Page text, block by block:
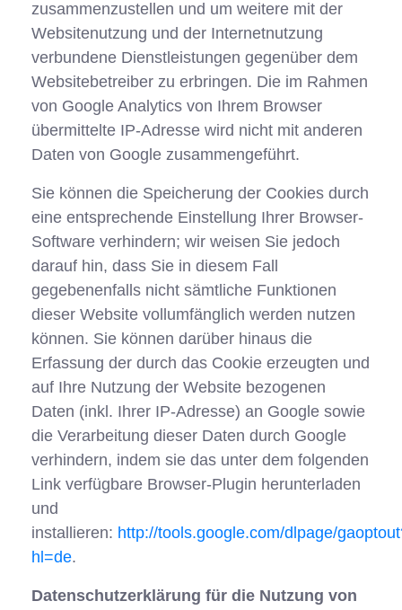
zusammenzustellen und um weitere mit der
Websitenutzung und der Internetnutzung
verbundene Dienstleistungen gegenüber dem
Websitebetreiber zu erbringen. Die im Rahmen
von Google Analytics von Ihrem Browser
übermittelte IP-Adresse wird nicht mit anderen
Daten von Google zusammengeführt.
Sie können die Speicherung der Cookies durch
eine entsprechende Einstellung Ihrer Browser-
Software verhindern; wir weisen Sie jedoch
darauf hin, dass Sie in diesem Fall
gegebenenfalls nicht sämtliche Funktionen
dieser Website vollumfänglich werden nutzen
können. Sie können darüber hinaus die
Erfassung der durch das Cookie erzeugten und
auf Ihre Nutzung der Website bezogenen
Daten (inkl. Ihrer IP-Adresse) an Google sowie
die Verarbeitung dieser Daten durch Google
verhindern, indem sie das unter dem folgenden
Link verfügbare Browser-Plugin herunterladen
und
installieren: http://tools.google.com/dlpage/
hl=de.
Datenschutzerklärung für die Nutzung von